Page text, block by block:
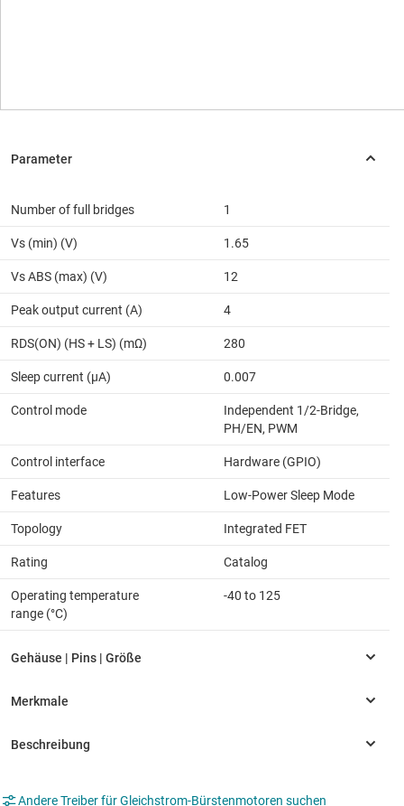
Number of full bridges 1
Vs (min) (V) 1.65
Vs ABS (max) (V) 12
Peak output current (A) 4
RDS(ON) (HS + LS) (mΩ) 280
Sleep current (µA) 0.007
Control mode
Independent 1/2-Bridge,
PH/EN, PWM
Control interface Hardware (GPIO)
Features Low-Power Sleep Mode
Topology Integrated FET
Rating Catalog
Operating temperature
range (°C)
-40 to 125
Andere Treiber für Gleichstrom-Bürstenmotoren suchen